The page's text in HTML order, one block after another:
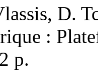
D.
:
p.